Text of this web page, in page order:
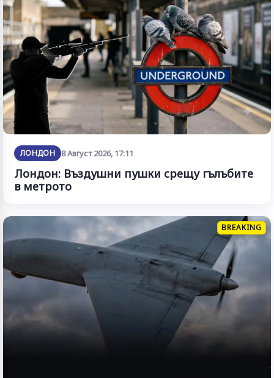
ЛОНДОН 8 Август 2026, 17:11
Лондон: Въздушни пушки срещу гълъбите
в метрото
BREAKING